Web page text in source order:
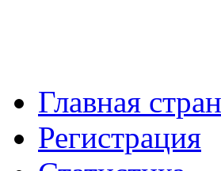
Главная
Регистрация